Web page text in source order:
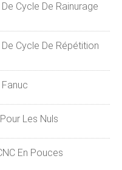
Cycle De Rainurage
Cycle De Répétition
Les Nuls
En Pouces